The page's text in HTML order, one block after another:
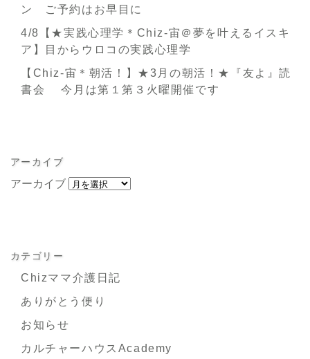
ン ご予約はお早目に
4/8【★実践心理学＊Chiz-宙＠夢を叶えるイスキ
ア】目からウロコの実践心理学
【Chiz-宙＊朝活！】★3月の朝活！★『友よ』読
書会 今月は第１第３火曜開催です
アーカイブ
アーカイブ
カテゴリー
Chizママ介護日記
ありがとう便り
お知らせ
カルチャーハウスAcademy